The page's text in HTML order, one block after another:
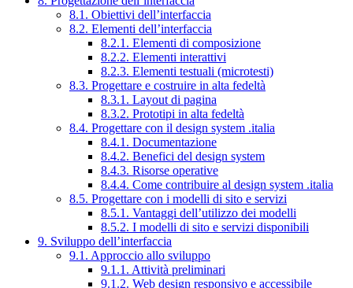
8.1. Obiettivi dell’interfaccia
8.2. Elementi dell’interfaccia
8.2.1. Elementi di composizione
8.2.2. Elementi interattivi
8.2.3. Elementi testuali (microtesti)
8.3. Progettare e costruire in alta fedeltà
8.3.1. Layout di pagina
8.3.2. Prototipi in alta fedeltà
8.4. Progettare con il design system .italia
8.4.1. Documentazione
8.4.2. Benefici del design system
8.4.3. Risorse operative
8.4.4. Come contribuire al design system .italia
8.5. Progettare con i modelli di sito e servizi
8.5.1. Vantaggi dell’utilizzo dei modelli
8.5.2. I modelli di sito e servizi disponibili
9. Sviluppo dell’interfaccia
9.1. Approccio allo sviluppo
9.1.1. Attività preliminari
9.1.2. Web design responsivo e accessibile